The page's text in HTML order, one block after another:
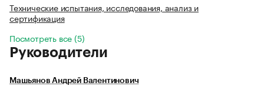
Технические испытания, исследования, анализ и
сертификация
Посмотреть все (5)
Руководители
Машьянов Андрей Валентинович